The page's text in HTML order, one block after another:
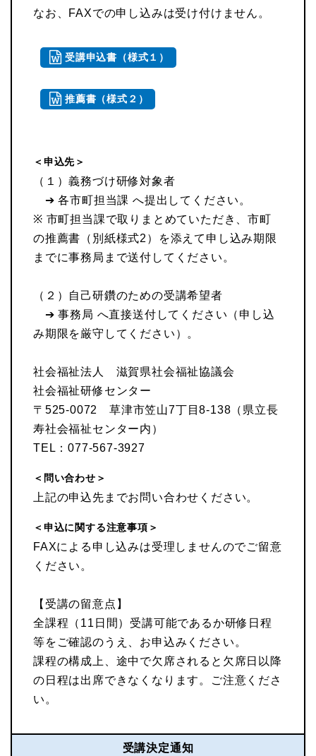
なお、FAXでの申し込みは受け付けません。
受講申込書（様式１）
推薦書（様式２）
＜申込先＞
（１）義務づけ研修対象者
➔ 各市町担当課 へ提出してください。
※ 市町担当課で取りまとめていただき、市町
の推薦書（別紙様式2）を添えて申し込み期限
までに事務局まで送付してください。
（２）自己研鑽のための受講希望者
➔ 事務局 へ直接送付してください（申し込
み期限を厳守してください）。
社会福祉法人 滋賀県社会福祉協議会
社会福祉研修センター
〒525-0072 草津市笠山7丁目8-138（県立長
寿社会福祉センター内）
TEL：077-567-3927
＜問い合わせ＞
上記の申込先までお問い合わせください。
＜申込に関する注意事項＞
FAXによる申し込みは受理しませんのでご留意
ください。
【受講の留意点】
全課程（11日間）受講可能であるか研修日程
等をご確認のうえ、お申込みください。
課程の構成上、途中で欠席されると欠席日以降
の日程は出席できなくなります。ご注意くださ
い。
受講決定通知